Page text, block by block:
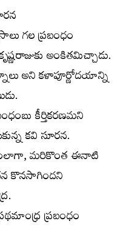
గల ప్రబంధం
అంకితమిచ్చాడు.
అని కళాపూర్ణోదయాన్ని
కీర్తికరణమని
కవి సూరన.
మరికొంత ఈనాటి
కొనసాగిందని
ప్రబంధం